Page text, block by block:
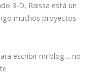
3-D, Raissa está un
muchos proyectos
escribir mi blog… no